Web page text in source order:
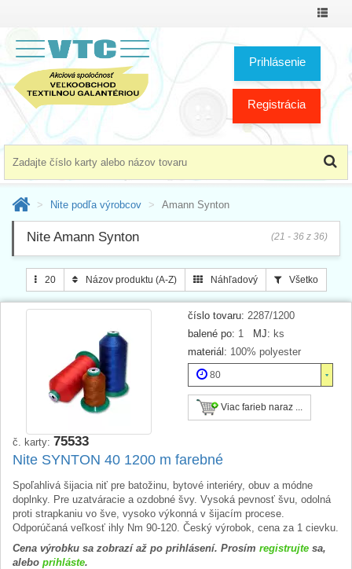
Prepnúť
Prihlásenie
Registrácia
Nite podľa výrobcov Amann Synton
Nite Amann Synton (21 - 36 z 36)
20 Názov produktu (A-Z) Náhľadový Všetko
číslo tovaru: 2287/1200
balené po: 1 MJ: ks
materiál: 100% polyester
80
Viac farieb naraz ...
č. karty: 75533
Nite SYNTON 40 1200 m farebné
Spoľahlivá šijacia niť pre batožinu, bytové interiéry, obuv a módne
doplnky. Pre uzatváracie a ozdobné švy. Vysoká pevnosť švu, odolná
proti strapkaniu vo šve, vysoko výkonná v šijacím procese.
Odporúčaná veľkosť ihly Nm 90-120. Český výrobok, cena za 1 cievku.
Cena výrobku sa zobrazí až po prihlásení. Prosím registrujte sa,
alebo prihláste.